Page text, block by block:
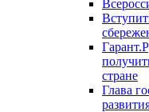
стране
Глава